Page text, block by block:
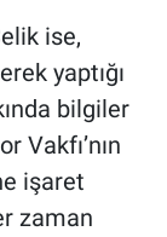
ise,
yaptığı
bilgiler
Vakfı’nın
işaret
zaman